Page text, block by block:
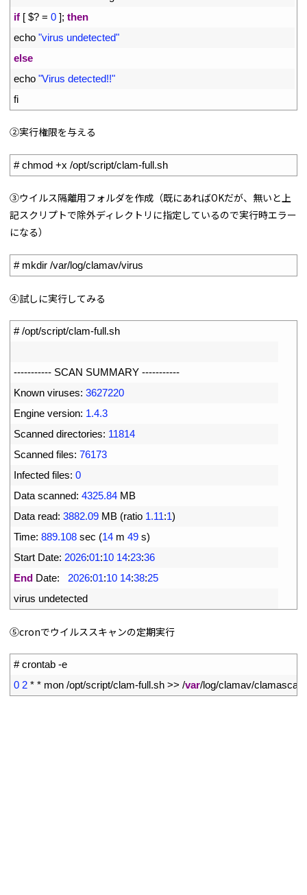
if [ $? = 0 ]; then
echo "virus undetected"
else
echo "Virus detected!!"
fi
②実行権限を与える
# chmod +x /opt/script/clam-full.sh
③ウイルス隔離用フォルダを作成（既にあればOKだが、無いと上
記スクリプトで除外ディレクトリに指定しているので実行時エラー
になる）
# mkdir /var/log/clamav/virus
④試しに実行してみる
# /opt/script/clam-full.sh
----------- SCAN SUMMARY -----------
Known viruses: 3627220
Engine version: 1.4.3
Scanned directories: 11814
Scanned files: 76173
Infected files: 0
Data scanned: 4325.84 MB
Data read: 3882.09 MB (ratio 1.11:1)
Time: 889.108 sec (14 m 49 s)
Start Date: 2026:01:10 14:23:36
End Date: 2026:01:10 14:38:25
virus undetected
⑤cronでウイルススキャンの定期実行
# crontab -e
0 2 * * mon /opt/script/clam-full.sh >> /var/log/clamav/clamascan